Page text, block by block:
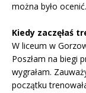
można było ocenić.
Kiedy zaczęłaś
W liceum w
Poszłam na biegi
wygrałam.
początku